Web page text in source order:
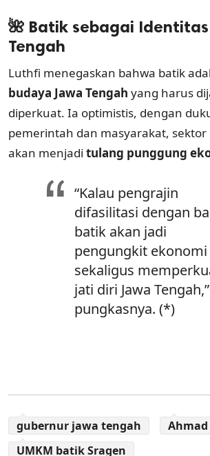
🌺 Batik sebagai
Tengah
Luthfi menegaskan bahwa batik
budaya Jawa Tengah yang harus
diperkuat. Ia optimistis, dengan
pemerintah dan masyarakat, sektor
akan menjadi tulang punggung
“Kalau pengrajin
difasilitasi dengan
batik akan jadi
pengungkit ekonomi
sekaligus
jati diri Jawa Tengah,”
pungkasnya. (*)
gubernur jawa tengah
UMKM batik Sragen